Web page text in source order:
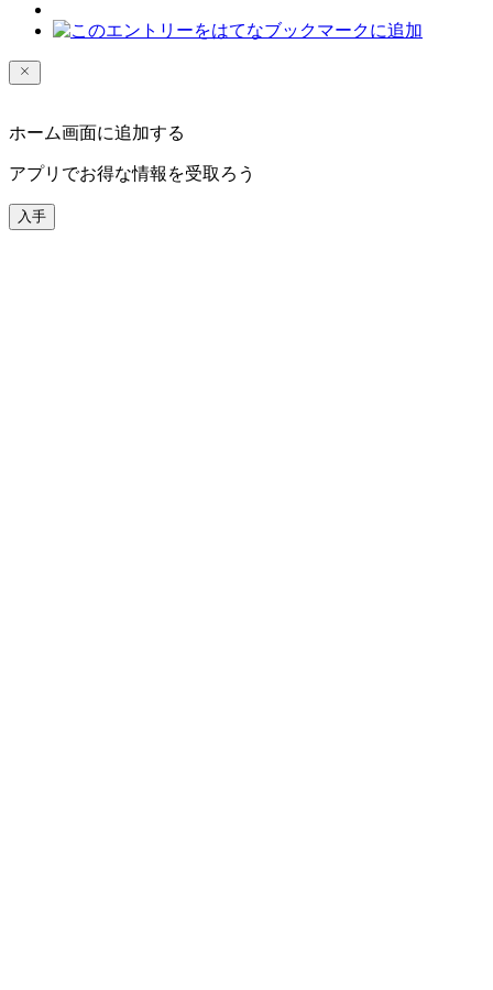
ホーム画面に追加する
アプリでお得な情報を受取ろう
入手